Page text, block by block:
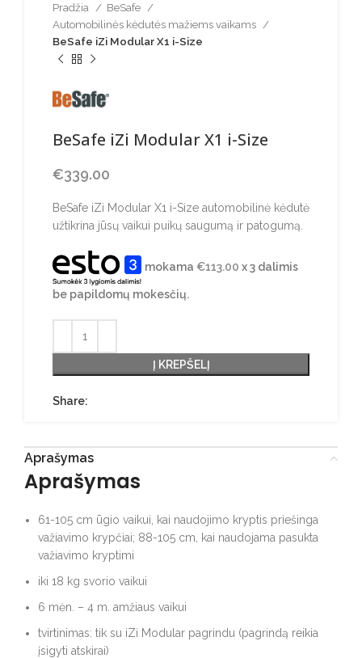
Pradžia
BeSafe
Automobilinės kėdutės mažiems vaikams
BeSafe iZi Modular X1 i-Size
BeSafe iZi Modular X1 i-Size
€339.00
BeSafe iZi Modular X1 i-Size automobilinė kėdutė
užtikrina jūsų vaikui puikų saugumą ir patogumą.
mokama €113.00 x 3 dalimis
be papildomų mokesčių.
Į KREPŠELĮ
Share:
Aprašymas
Aprašymas
61-105 cm ūgio vaikui, kai naudojimo kryptis priešinga
važiavimo krypčiai; 88-105 cm, kai naudojama pasukta
važiavimo kryptimi
iki 18 kg svorio vaikui
6 mėn. – 4 m. amžiaus vaikui
tvirtinimas: tik su iZi Modular pagrindu (pagrindą reikia
įsigyti atskirai)